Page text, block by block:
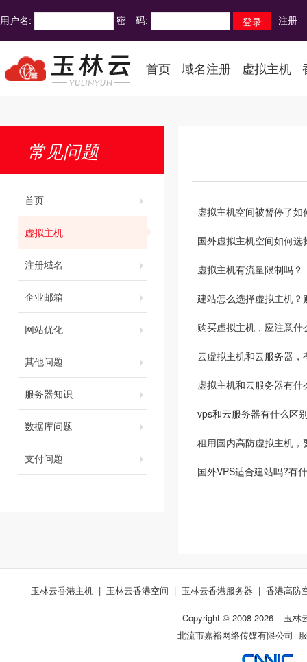
用户名: 密 码: 注册
首页 域名注册 虚拟主机
常见问题
首页
虚拟主机
注册域名
企业邮箱
网站优化
其他问题
服务器知识
数据库问题
支付问题
虚拟主机空间被暂停了如
国外虚拟主机空间如何
虚拟主机有流量限制吗？
建站怎么选择虚拟主机
购买虚拟主机，应注意什
云虚拟主机和云服务器，
虚拟主机和云服务器有什
vps和云服务器有什么区
租用国内高防虚拟主机，
国外VPS适合建站吗?有
玉林云香港主机 | 玉林云香港空间 | 玉林云香港服务器 | 香港高防
Copyright © 2008-2026
玉林
北流市嘉裕网络传媒有限公司